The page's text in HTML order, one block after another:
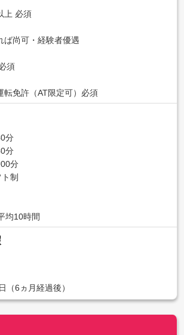
上 必須
ば尚可・経験者優遇
須
転免許（AT限定可）必須
分
分
分
制
均10時間
（6ヵ月経過後）